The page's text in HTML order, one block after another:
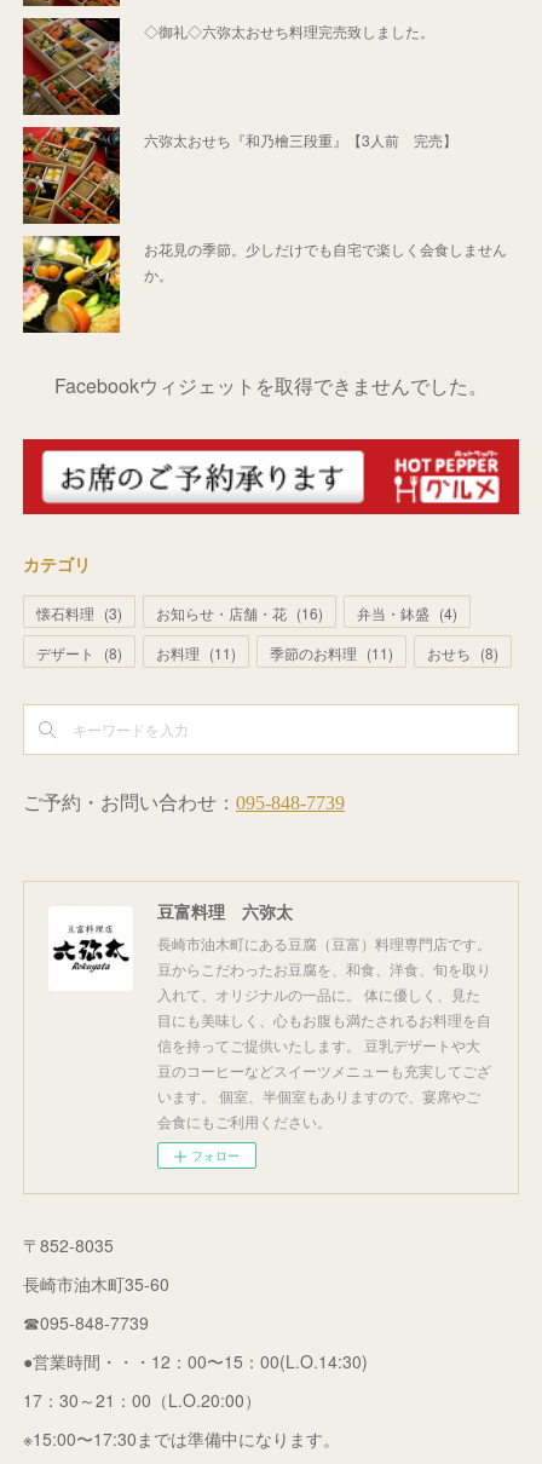
◇御礼◇六弥太おせち料理完売致しました。
六弥太おせち『和乃檜三段重』【3人前 完売】
お花見の季節。少しだけでも自宅で楽しく会食しません
か。
Facebookウィジェットを取得できませんでした。
カテゴリ
懐石料理 (3) お知らせ・店舗・花 (16) 弁当・鉢盛 (4)
デザート
(8) お料理 (11) 季節のお料理 (11) おせち (8)
豆富料理 六弥太
長崎市油木町にある豆腐（豆富）料理専門店です。
豆からこだわったお豆腐を、和食、洋食、旬を取り
入れて、オリジナルの一品に。 体に優しく、見た
目にも美味しく、心もお腹も満たされるお料理を自
信を持ってご提供いたします。 豆乳デザートや大
豆のコーヒーなどスイーツメニューも充実してござ
います。 個室、半個室もありますので、宴席やご
会食にもご利用ください。
フォロー
〒852-8035
長崎市油木町35-60
☎095-848-7739
●営業時間・・・12：00〜15：00(L.O.14:30)
17：30～21：00（L.O.20:00）
※15:00〜17:30までは準備中になります。